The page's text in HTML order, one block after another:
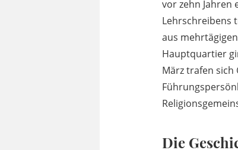
vor zehn Jahren
Lehrschreibens
aus
Hauptquartier
März trafen sich
Die